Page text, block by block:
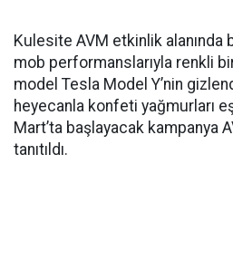
Kulesite AVM etkinlik alanında
mob performanslarıyla renkli
model Tesla Model Y’nin
heyecanla konfeti yağmurları
Mart’ta başlayacak kampanya
tanıtıldı.